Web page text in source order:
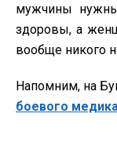
мужчины
здоровы, а
вообще никого
Напомним, на
боевого